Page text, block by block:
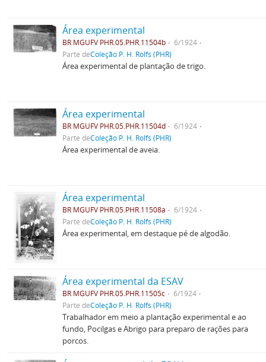
Área experimental
BR MGUFV PHR.05.PHR.11504b
6/1924
Parte deColeção P. H. Rolfs (PHR)
Área experimental de plantação de trigo.
Área experimental
BR MGUFV PHR.05.PHR.11504d
6/1924
Parte deColeção P. H. Rolfs (PHR)
Área experimental de aveia.
Área experimental
BR MGUFV PHR.05.PHR.11508a
6/1924
Parte deColeção P. H. Rolfs (PHR)
Área experimental, em destaque pé de algodão.
Área experimental da ESAV
BR MGUFV PHR.05.PHR.11505c
6/1924
Parte deColeção P. H. Rolfs (PHR)
Trabalhador em meio a plantação experimental e ao
fundo, Pocilgas e Abrigo para preparo de rações para
porcos.